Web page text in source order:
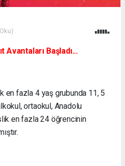
Avantaları Başladı...
en fazla 4 yaş grubunda 11, 5
ortaokul, Anadolu
en fazla 24 öğrencinin